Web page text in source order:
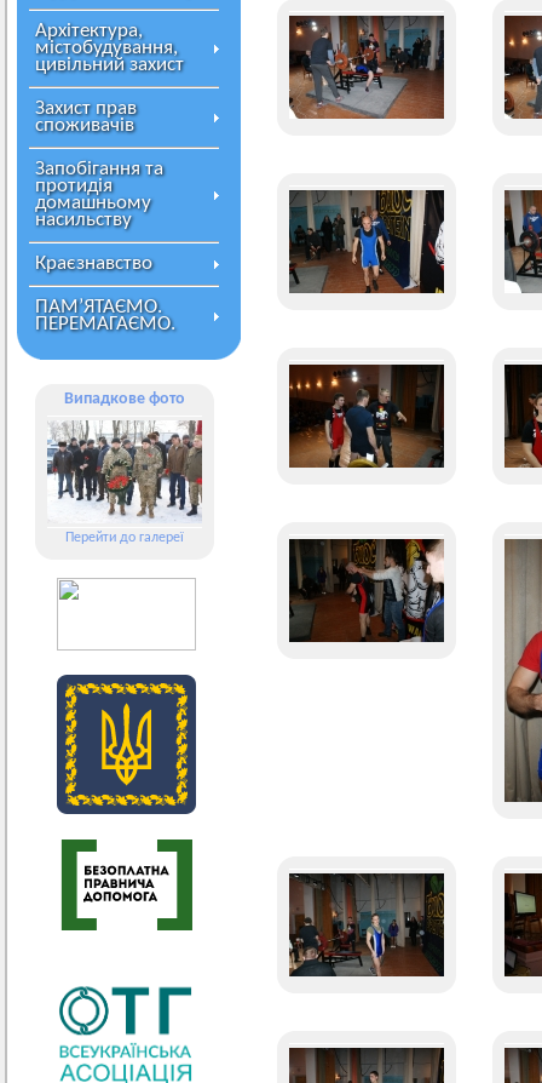
Архітектура,
містобудування,
цивільний захист
Захист прав
споживачів
Запобігання та
протидія
домашньому
насильству
Краєзнавство
ПАМ’ЯТАЄМО.
ПЕРЕМАГАЄМО.
Випадкове фото
Перейти до галереї